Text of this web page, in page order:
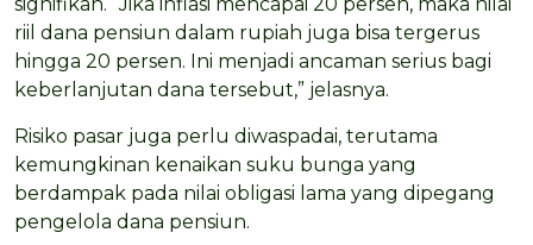
riil dana pensiun dalam rupiah juga bisa tergerus
hingga 20 persen. Ini menjadi ancaman serius bagi
keberlanjutan dana tersebut,” jelasnya.
Risiko pasar juga perlu diwaspadai, terutama
kemungkinan kenaikan suku bunga yang
berdampak pada nilai obligasi lama yang dipegang
pengelola dana pensiun.